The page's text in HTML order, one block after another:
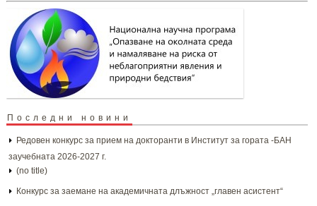
Последни новини
Редовен конкурс за прием на докторанти в Институт за гората -БАН
заучебната 2026-2027 г.
(no title)
Конкурс за заемане на академичната длъжност „главен асистент“